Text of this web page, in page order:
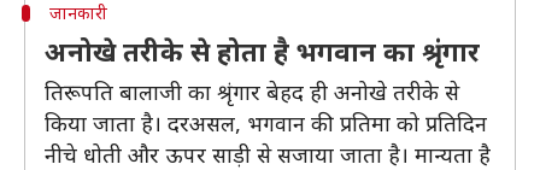
जानकारी
अनोखे तरीके से होता है भगवान का श्रृंगार
तिरूपति बालाजी का श्रृंगार बेहद ही अनोखे तरीके से
किया जाता है। दरअसल, भगवान की प्रतिमा को प्रतिदिन
नीचे धोती और ऊपर साड़ी से सजाया जाता है। मान्‍यता है